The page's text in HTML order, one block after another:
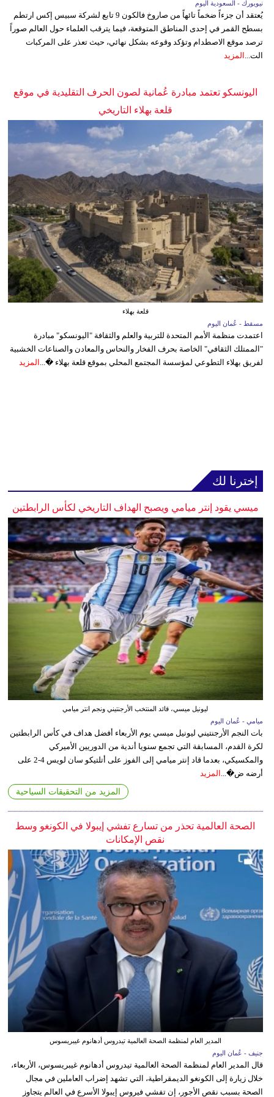
نيويورك - السعودية اليوم
يُعتقد أن جزءاً ضخماً تائهاً من صاروخ فالكون 9 تابع لشركة سبيس إكس ارتطم
بسطح القمر في إحدى المناطق المتوقعة، فيما يترقب العلماء حول العالم صوراً
ترصد موقع الاصطدام وتؤكد وقوعه بشكل نهائي، حيث تعذر على المركبات
الت... المزيد
اليونسكو تعتمد مبادرة عُمانية لصون الحرف التقليدية في موقع
قلعة بهلاء التاريخي
قلعة بهلاء
مسقط - عُمان اليوم
اعتمدت منظمة الأمم المتحدة للتربية والعلم والثقافة "اليونسكو" مبادرة
"الممتلك الثقافي" الخاصة بحرف الفخار والنحاس والمعادن والصناعات الخشبية
لفريق بهلاء التطوعي لمؤسسة المجتمع المحلي بموقع قلعة بهلاء �... المزيد
إخترنا لك
ميسي يقود إنتر ميامي ويصبح الهداف التاريخي لكأس الرابطتين
ليونيل ميسي، قائد المنتخب الأرجنتيني ونجم انتر ميامي
ميامي - عُمان اليوم
بات النجم الأرجنتيني ليونيل ميسي يوم الأربعاء أفضل هداف في كأس الرابطتين
لكرة القدم، المسابقة التي تجمع سنويا أندية من الدوريين الأميركي
والمكسيكي، بعدما قاد إنتر ميامي إلى الفوز على أتلتيكو سان لويس 4-2 على
أرضه ض�...
المزيد
المزيد من التحقيقات السياحية
الصحة العالمية تحذر من تسارع تفشي إيبولا في الكونغو وسط
نقص الإمكانات
المدير العام لمنظمة الصحة العالمية تيدروس أدهانوم غيبريسوس
جنيف - عُمان اليوم
قال المدير العام لمنظمة الصحة العالمية تيدروس أدهانوم غيبريسوس، الأربعاء،
خلال زيارة إلى الكونغو الديمقراطية، التي تشهد إضراب العاملين في مجال
الصحة بسبب نقص الأجور، إن تفشي فيروس إيبولا الأسرع في العالم يتجاوز